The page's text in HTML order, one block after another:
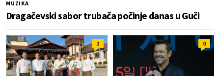
MUZIKA
Dragačevski sabor trubača počinje danas u Guči
2 0